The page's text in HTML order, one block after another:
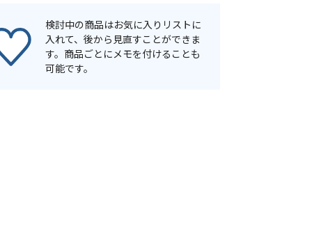
検討中の商品はお気に入りリストに
入れて、後から見直すことができま
す。商品ごとにメモを付けることも
可能です。